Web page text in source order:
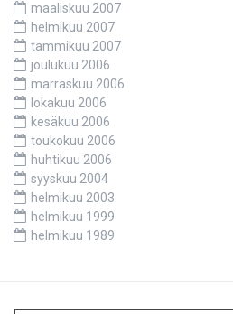
maaliskuu 2007
helmikuu 2007
tammikuu 2007
joulukuu 2006
marraskuu 2006
lokakuu 2006
kesäkuu 2006
toukokuu 2006
huhtikuu 2006
syyskuu 2004
helmikuu 2003
helmikuu 1999
helmikuu 1989